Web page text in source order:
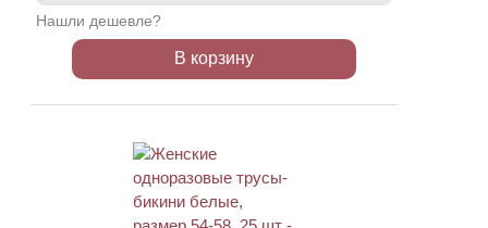
Нашли дешевле?
В корзину